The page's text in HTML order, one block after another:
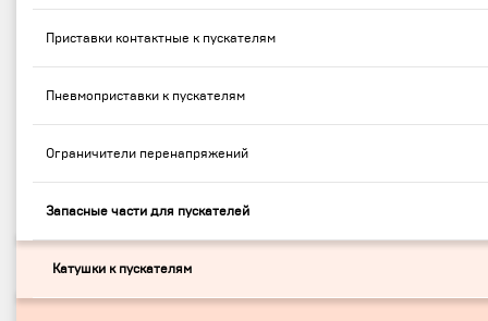
Приставки контактные к пускателям
Пневмоприставки к пускателям
Ограничители перенапряжений
Запасные части для пускателей
Катушки к пускателям